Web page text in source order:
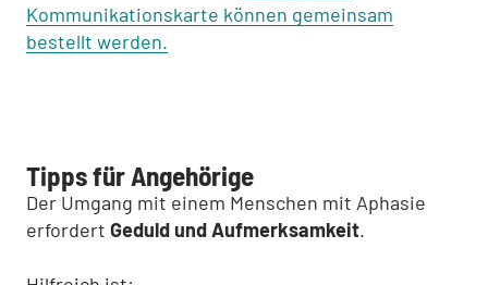
Kommunikationskarte können gemeinsam
bestellt werden.
Tipps für Angehörige
Der Umgang mit einem Menschen mit Aphasie
erfordert Geduld und Aufmerksamkeit.